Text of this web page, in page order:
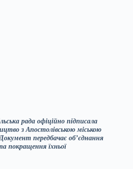
рада офіційно підписала
з Апостолівською міською
передбачає об’єднання
покращення їхньої